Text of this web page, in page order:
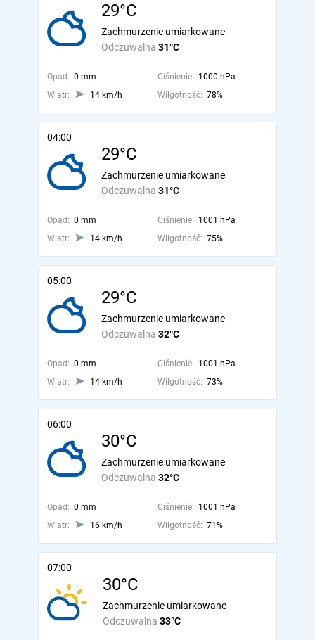
29°C
Odczuwalna 31°C
Zachmurzenie umiarkowane
Opad: 0 mm Ciśnienie: 1000 hPa
Wiatr:
14 km/h Wilgotność: 78%
04:00
29°C
Odczuwalna 31°C
Zachmurzenie umiarkowane
Opad: 0 mm Ciśnienie: 1001 hPa
Wiatr:
14 km/h Wilgotność: 75%
05:00
29°C
Odczuwalna 32°C
Zachmurzenie umiarkowane
Opad: 0 mm Ciśnienie: 1001 hPa
Wiatr:
14 km/h Wilgotność: 73%
06:00
30°C
Odczuwalna 32°C
Zachmurzenie umiarkowane
Opad: 0 mm Ciśnienie: 1001 hPa
Wiatr:
16 km/h Wilgotność: 71%
07:00
30°C
Odczuwalna 33°C
Zachmurzenie umiarkowane